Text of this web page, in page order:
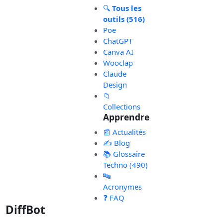
🔍 Tous les
outils (516)
Poe
ChatGPT
Canva AI
Wooclap
Claude
Design
📁
Collections
Apprendre
📰 Actualités
✍️ Blog
📚 Glossaire
Techno (490)
🔤
Acronymes
❓ FAQ
DiffBot